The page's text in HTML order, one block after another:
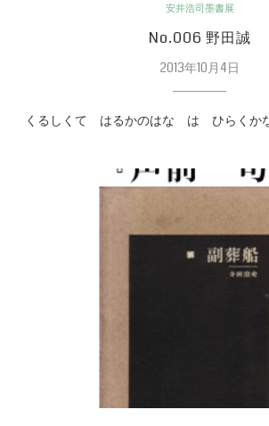
安井浩司墨書展
No.006 野田誠
2013年10月4日
くるしくて はるかのはな は ひら